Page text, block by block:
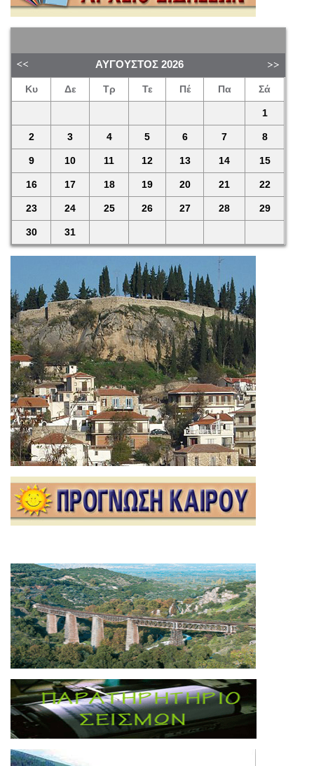
ΑΎΓΟΥΣΤΟΣ 2026
Κυ Δε Τρ Τε Πέ Πα Σά
1
2 3 4 5 6 7 8
9 10 11 12 13 14 15
16 17 18 19 20 21 22
23 24 25 26 27 28 29
30 31